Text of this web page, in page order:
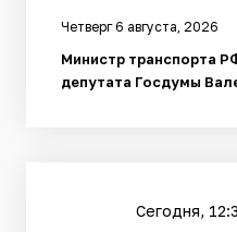
Четверг 6 августа, 2026
Министр транспорта
депутата Госдумы
Сегодня,